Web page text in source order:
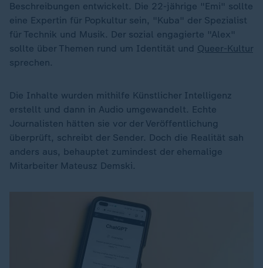
Beschreibungen entwickelt. Die 22-jährige "Emi" sollte
eine Expertin für Popkultur sein, "Kuba" der Spezialist
für Technik und Musik. Der sozial engagierte "Alex"
sollte über Themen rund um Identität und Queer-Kultur
sprechen.
Die Inhalte wurden mithilfe Künstlicher Intelligenz
erstellt und dann in Audio umgewandelt. Echte
Journalisten hätten sie vor der Veröffentlichung
überprüft, schreibt der Sender. Doch die Realität sah
anders aus, behauptet zumindest der ehemalige
Mitarbeiter Mateusz Demski.
Dieses Video existiert nicht (mehr).